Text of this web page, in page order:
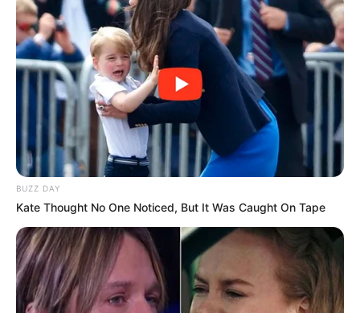
BUZZ DAY
Kate Thought No One Noticed, But It Was Caught On Tape